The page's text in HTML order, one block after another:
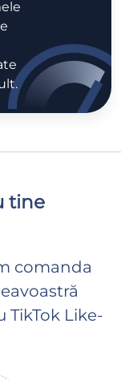
tine
comanda
TikTok Like-